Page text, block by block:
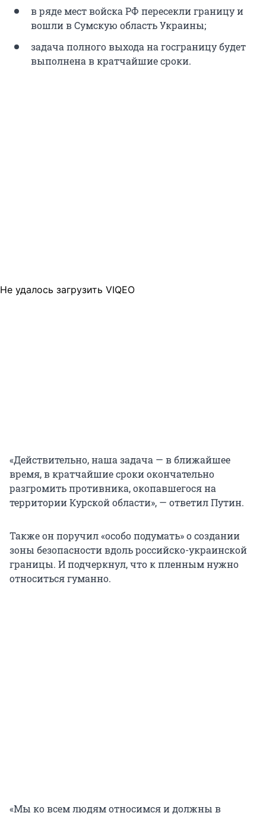
в ряде мест войска РФ пересекли границу и
вошли в Сумскую область Украины;
задача полного выхода на госграницу будет
выполнена в кратчайшие сроки.
Не удалось загрузить VIQEO
«Действительно, наша задача — в ближайшее
время, в кратчайшие сроки окончательно
разгромить противника, окопавшегося на
территории Курской области», — ответил Путин.
Также он поручил «особо подумать» о создании
зоны безопасности вдоль российско-украинской
границы. И подчеркнул, что к пленным нужно
относиться гуманно.
«Мы ко всем людям относимся и должны в